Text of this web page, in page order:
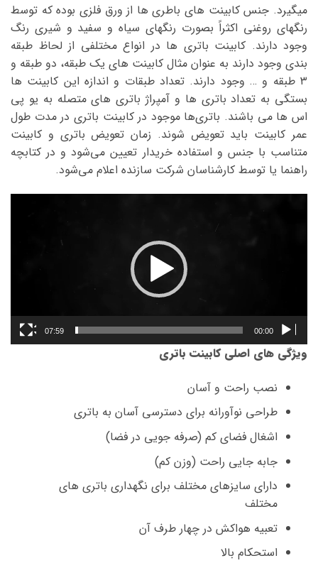
میگیرد. جنس کابینت های باطری ها از ورق فلزی بوده که توسط
رنگهای روغنی اکثراً بصورت رنگهای سیاه و سفید و شیری رنگ
وجود دارند. کابینت باتری ها در انواع مختلفی از لحاظ طبقه
بندی وجود دارند به عنوان مثال کابینت های یک طبقه، دو طبقه و
۳ طبقه و … وجود دارند. تعداد طبقات و اندازه این کابینت ها
بستگی به تعداد باتری ها و آمپراژ باتری های متصله به یو پی
اس ها می باشند. باتری‌ها موجود در کابینت باتری در مدت طول
عمر کابینت باید تعویض شوند. زمان تعویض باتری و کابینت
متناسب با جنس و استفاده خریدار تعیین می‌شود و در کتابچه
راهنما یا توسط کارشناسان شرکت سازنده اعلام می‌شود.
00:00
07:59
ویژگی های اصلی کابینت باتری
نصب راحت و آسان
طراحی نوآورانه برای دسترسی آسان به باتری
اشغال فضای کم (صرفه جویی در فضا)
جابه جایی راحت (وزن کم)
دارای سایزهای مختلف برای نگهداری باتری های
مختلف
تعبیه هواکش در چهار طرف آن
استحکام بالا